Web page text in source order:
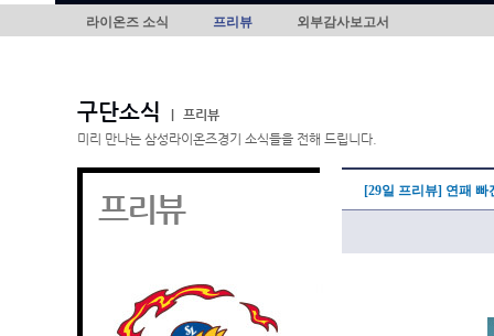
라이온즈 소식 프리뷰 외부감사보고서
구단소식
프리뷰
미리 만나는 삼성라이온즈경기 소식들을 전해 드립니다.
프리뷰 [29일 프리뷰] 연패